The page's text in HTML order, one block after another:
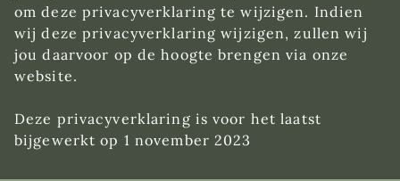
om deze privacyverklaring te wijzigen. Indien
wij deze privacyverklaring wijzigen, zullen wij
jou daarvoor op de hoogte brengen via onze
website.
Deze privacyverklaring is voor het laatst
bijgewerkt op 1 november 2023